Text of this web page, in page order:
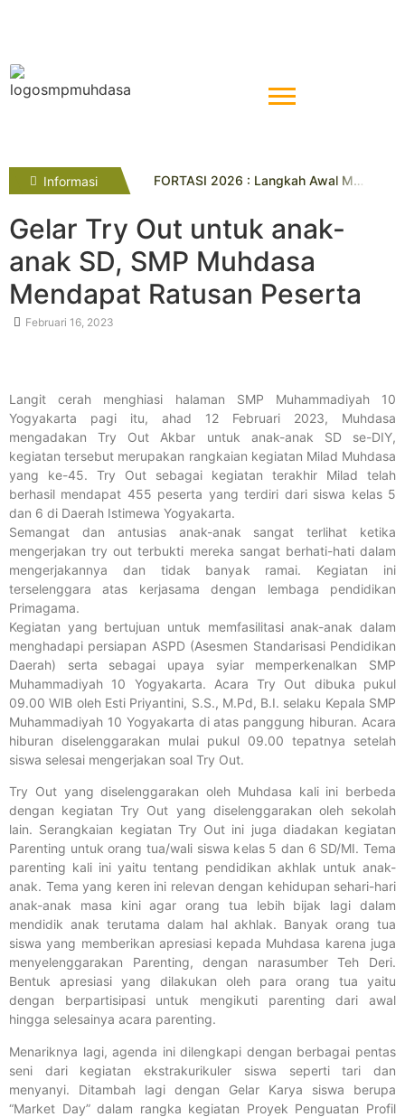
Informasi
FORTASI 2026 : Langkah Awal Menuju Generasi Berkemajuan
Empat Penghargaan Lazismu Award Diraih UL Lazismu SMP Muhammadiyah 10 Yogyakarta
SMP Muhdasa Kukuhkan Kader Pelajar Berkeadaban Lewat PKD Taruna Melati I
Gelar Try Out untuk anak-
anak SD, SMP Muhdasa
Mendapat Ratusan Peserta
Februari 16, 2023
Langit cerah menghiasi halaman SMP Muhammadiyah 10
Yogyakarta pagi itu, ahad 12 Februari 2023, Muhdasa
mengadakan Try Out Akbar untuk anak-anak SD se-DIY,
kegiatan tersebut merupakan rangkaian kegiatan Milad Muhdasa
yang ke-45. Try Out sebagai kegiatan terakhir Milad telah
berhasil mendapat 455 peserta yang terdiri dari siswa kelas 5
dan 6 di Daerah Istimewa Yogyakarta.
Semangat dan antusias anak-anak sangat terlihat ketika
mengerjakan try out terbukti mereka sangat berhati-hati dalam
mengerjakannya dan tidak banyak ramai. Kegiatan ini
terselenggara atas kerjasama dengan lembaga pendidikan
Primagama.
Kegiatan yang bertujuan untuk memfasilitasi anak-anak dalam
menghadapi persiapan ASPD (Asesmen Standarisasi Pendidikan
Daerah) serta sebagai upaya syiar memperkenalkan SMP
Muhammadiyah 10 Yogyakarta. Acara Try Out dibuka pukul
09.00 WIB oleh Esti Priyantini, S.S., M.Pd, B.I. selaku Kepala SMP
Muhammadiyah 10 Yogyakarta di atas panggung hiburan. Acara
hiburan diselenggarakan mulai pukul 09.00 tepatnya setelah
siswa selesai mengerjakan soal Try Out.
Try Out yang diselenggarakan oleh Muhdasa kali ini berbeda
dengan kegiatan Try Out yang diselenggarakan oleh sekolah
lain. Serangkaian kegiatan Try Out ini juga diadakan kegiatan
Parenting untuk orang tua/wali siswa kelas 5 dan 6 SD/MI. Tema
parenting kali ini yaitu tentang pendidikan akhlak untuk anak-
anak. Tema yang keren ini relevan dengan kehidupan sehari-hari
anak-anak masa kini agar orang tua lebih bijak lagi dalam
mendidik anak terutama dalam hal akhlak. Banyak orang tua
siswa yang memberikan apresiasi kepada Muhdasa karena juga
menyelenggarakan Parenting, dengan narasumber Teh Deri.
Bentuk apresiasi yang dilakukan oleh para orang tua yaitu
dengan berpartisipasi untuk mengikuti parenting dari awal
hingga selesainya acara parenting.
Menariknya lagi, agenda ini dilengkapi dengan berbagai pentas
seni dari kegiatan ekstrakurikuler siswa seperti tari dan
menyanyi. Ditambah lagi dengan Gelar Karya siswa berupa
“Market Day” dalam rangka kegiatan Proyek Penguatan Profil